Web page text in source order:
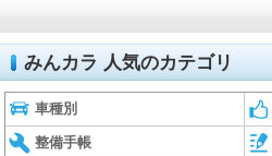
みんカラ 人気のカテゴリ
車種別
整備手帳